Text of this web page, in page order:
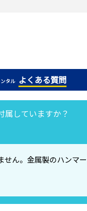
ンタル よくある質問
属していますか？
せん。金属製のハンマ